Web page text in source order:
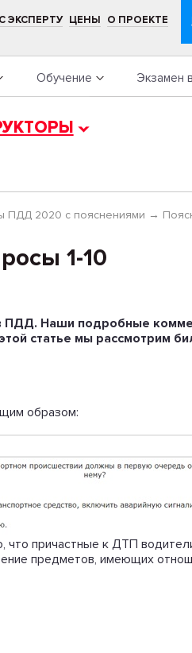
ЭКСПЕРТУ ЦЕНЫ О ПРОЕКТЕ
Обучение Экзамен
ПДД 2020 с пояснениями →
1-10
ПДД. Наши подробные
статье мы рассмотрим
образом:
что причастные к ДТП
предметов, имеющих